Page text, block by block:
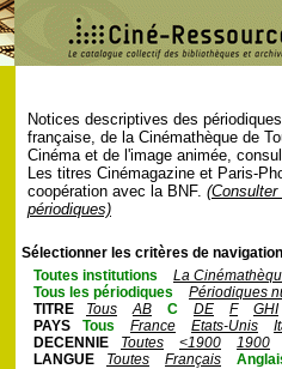
Notices descriptives des
française, de la Cinémathèque de
Cinéma et de l'image animée,
Les titres Cinémagazine et Paris-
coopération avec la BNF.
périodiques)
Sélectionner les critères de
Toutes institutions
La
Tous les périodiques
Périodiques
TITRE
Tous AB C DE F
GHI
PAYS
Tous France Etats-Unis
DECENNIE
Toutes <1900
1900
LANGUE
Toutes Français